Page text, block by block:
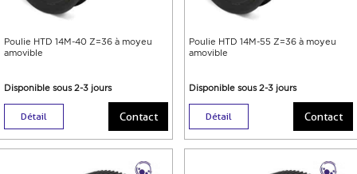
Poulie HTD 14M-40 Z=36 à moyeu
amovible
Disponible sous 2-3 jours
Détail Contact
Poulie HTD 14M-55 Z=36 à moyeu
amovible
Disponible sous 2-3 jours
Détail Contact